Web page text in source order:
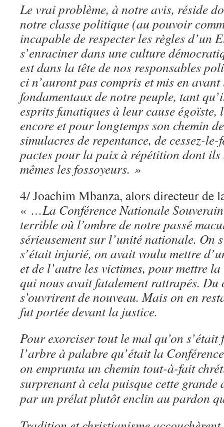
Le vrai problème, à notre avis, réside
notre classe politique (au pouvoir
incapable de respecter les règles d’un
s’enraciner dans une culture
est dans la tête de nos responsables
cin’auront pas compris et mis en
fondamentaux de notre peuple, tant
esprits fanatiques à leur cause égoïste,
encore et pour longtemps son chemin
simulacres de repentance, de cessez-
pactes pour la paix à répétition dont
mêmes les fossoyeurs. »
4/ Joachim Mbanza, alors directeur de
« …La Conférence Nationale
terrible où l’ombre de notre passé
sérieusement sur l’unité nationale. On
s’était injurié, on avait voulu mettre
et de l’autre les victimes, pour mettre
qui nous avait fatalement rattrapés. Du
s’ouvrirent de nouveau. Mais on en
fut portée devant la justice.
Pour exorciser tout le mal qu’on
l’arbre à palabre qu’était la
on emprunta un chemin tout-à-fait
surprenant à cela puisque cette grande
par un prélat plutôt enclin au pardon